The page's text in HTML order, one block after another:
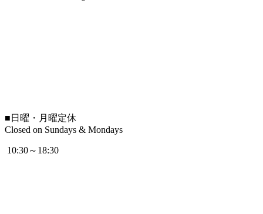
■ 日曜・月曜定休
Closed on Sundays & Mondays
10:30～18:30